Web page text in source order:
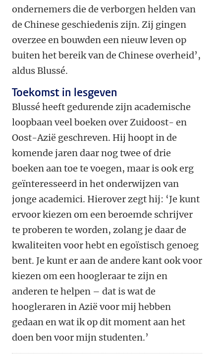
ondernemers die de verborgen helden van
de Chinese geschiedenis zijn. Zij gingen
overzee en bouwden een nieuw leven op
buiten het bereik van de Chinese overheid’,
aldus Blussé.
Toekomst in lesgeven
Blussé heeft gedurende zijn academische
loopbaan veel boeken over Zuidoost- en
Oost-Azië geschreven. Hij hoopt in de
komende jaren daar nog twee of drie
boeken aan toe te voegen, maar is ook erg
geïnteresseerd in het onderwijzen van
jonge academici. Hierover zegt hij: ‘Je kunt
ervoor kiezen om een beroemde schrijver
te proberen te worden, zolang je daar de
kwaliteiten voor hebt en egoïstisch genoeg
bent. Je kunt er aan de andere kant ook voor
kiezen om een hoogleraar te zijn en
anderen te helpen – dat is wat de
hoogleraren in Azië voor mij hebben
gedaan en wat ik op dit moment aan het
doen ben voor mijn studenten.’